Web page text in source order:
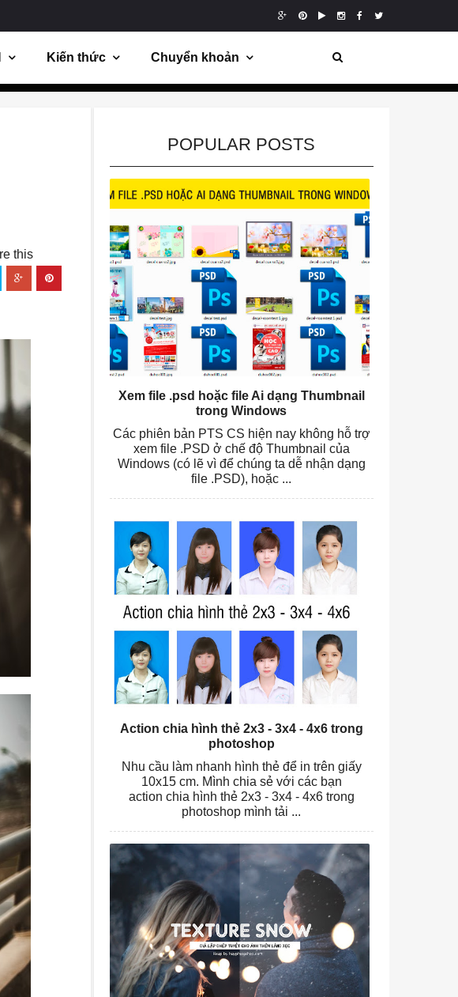
Kiến thức Chuyển khoản
POPULAR POSTS
Xem file .psd hoặc file Ai dạng Thumbnail
trong Windows
Các phiên bản PTS CS hiện nay không hỗ trợ
xem file .PSD ở chế độ Thumbnail của
Windows (có lẽ vì để chúng ta dễ nhận dạng
file .PSD), hoặc ...
Action chia hình thẻ 2x3 - 3x4 - 4x6 trong
photoshop
Nhu cầu làm nhanh hình thẻ để in trên giấy
10x15 cm. Mình chia sẻ với các bạn
action chia hình thẻ 2x3 - 3x4 - 4x6 trong
photoshop mình tải ...